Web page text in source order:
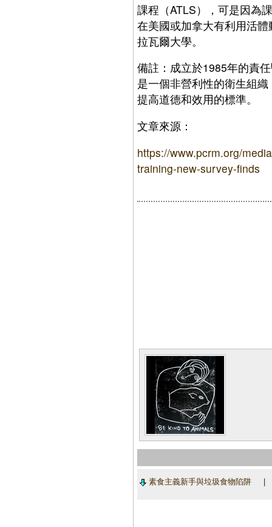
課程（ATLS），可是因為
在美國或加拿大有利用活
拉瓦爾大學。
備註：成立於1985年的責
是一個非營利性的衛生組
提高道德和效用的標準。
文章來源：
https://www.pcrm.org/
training-new-survey-finds
素食主義新手與垃圾食物陷阱